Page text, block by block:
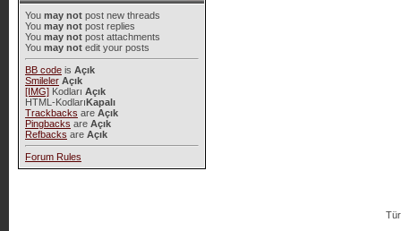
You may notpost new threads
You may notpost replies
You may notpost attachments
You may notedit your posts
BB codeis Açık
Smileler Açık
[IMG]Kodları Açık
HTML-KodlarıKapalı
Trackbacks are Açık
Pingbacks are Açık
Refbacks are Açık
Forum Rules